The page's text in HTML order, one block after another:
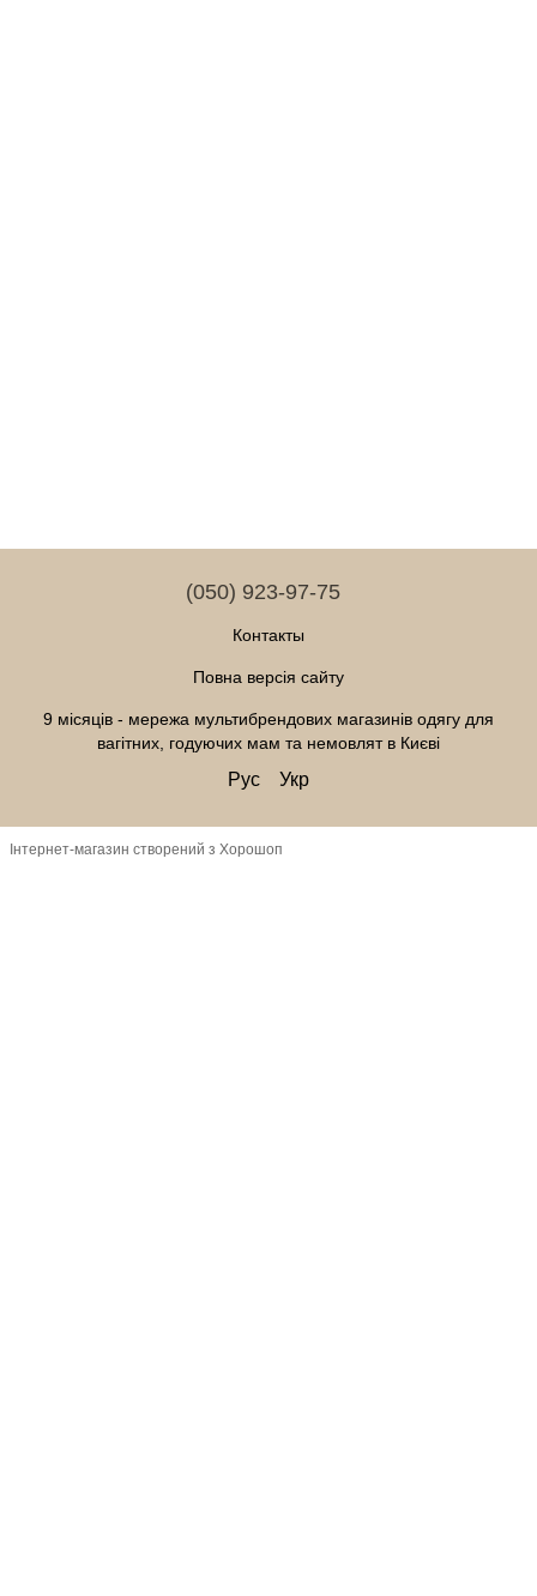
(050) 923-97-75
Контакты
Повна версія сайту
9 місяців - мережа мультибрендових магазинів одягу для
вагітних, годуючих мам та немовлят в Києві
Рус Укр
Інтернет-магазин створений з Хорошоп